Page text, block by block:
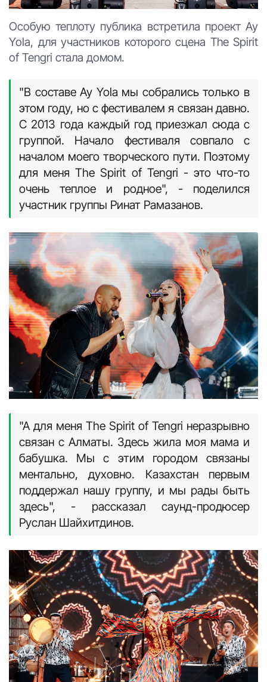
Особую теплоту публика встретила проект Ay
Yola, для участников которого сцена The Spirit
of Tengri стала домом.
"В составе Ay Yola мы собрались только в
этом году, но с фестивалем я связан давно.
С 2013 года каждый год приезжал сюда с
группой. Начало фестиваля совпало с
началом моего творческого пути. Поэтому
для меня The Spirit of Tengri - это что-то
очень теплое и родное", - поделился
участник группы Ринат Рамазанов.
"А для меня The Spirit of Tengri неразрывно
связан с Алматы. Здесь жила моя мама и
бабушка. Мы с этим городом связаны
ментально, духовно. Казахстан первым
поддержал нашу группу, и мы рады быть
здесь", - рассказал саунд-продюсер
Руслан Шайхитдинов.